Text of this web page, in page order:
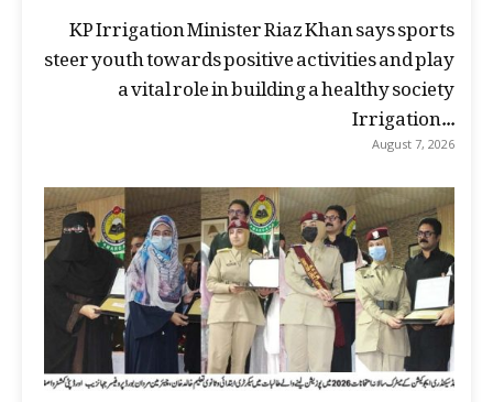
KP Irrigation Minister Riaz Khan says sports
steer youth towards positive activities and play
a vital role in building a healthy society
Irrigation...
August 7, 2026